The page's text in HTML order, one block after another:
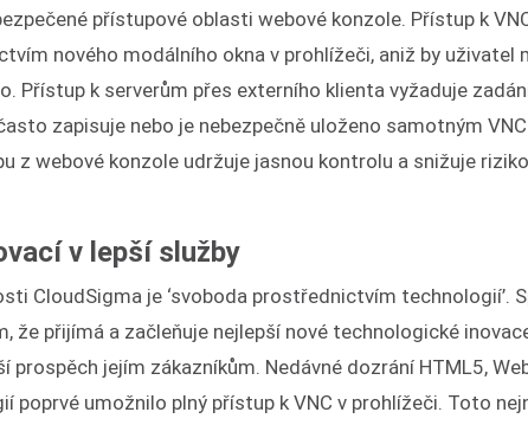
přístupové oblasti webové konzole. Přístup k
nového modálního okna v prohlížeči, aniž by uživatel
Přístup k serverům přes externího klienta vyžaduje
zapisuje nebo je nebezpečně uloženo samotným
z webové konzole udržuje jasnou kontrolu a snižuje
v lepší služby
CloudSigma je ‘svoboda prostřednictvím technologií’.
že přijímá a začleňuje nejlepší nové technologické
prospěch jejím zákazníkům. Nedávné dozrání HTML5,
poprvé umožnilo plný přístup k VNC v prohlížeči. Toto